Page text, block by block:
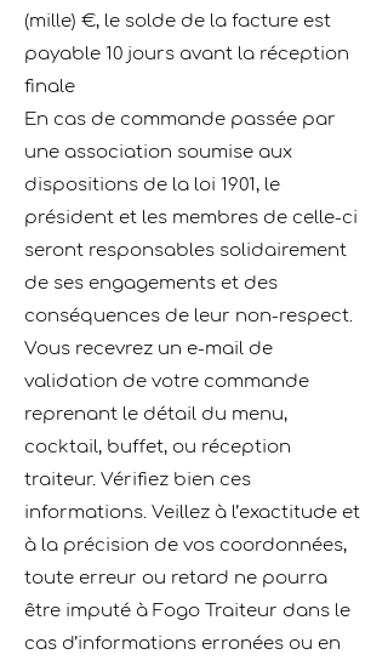
(mille) €, le solde de la facture est
payable 10 jours avant la réception
ﬁnale
En cas de commande passée par
une association soumise aux
dispositions de la loi 1901, le
président et les membres de celle-ci
seront responsables solidairement
de ses engagements et des
conséquences de leur non-respect.
Vous recevrez un e-mail de
validation de votre commande
reprenant le détail du menu,
cocktail, buffet, ou réception
traiteur. Vériﬁez bien ces
informations. Veillez à l’exactitude et
à la précision de vos coordonnées,
toute erreur ou retard ne pourra
être imputé à Fogo Traiteur dans le
cas d’informations erronées ou en